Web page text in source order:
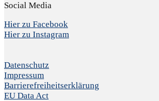
Social Media
Hier zu Facebook
Hier zu Instagram
Datenschutz
Impressum
Barrierefreiheitserklärung
EU Data Act